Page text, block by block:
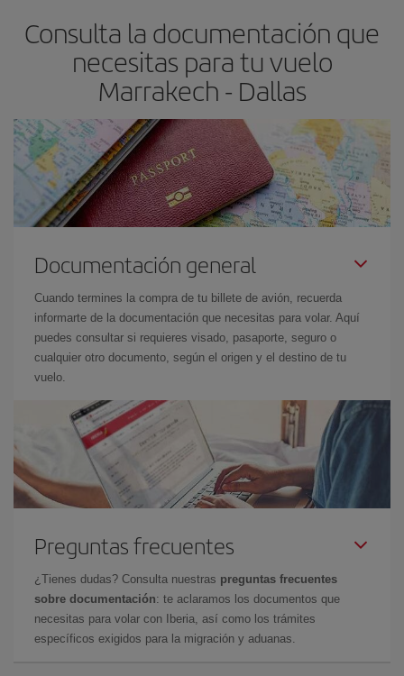
Consulta la documentación que
necesitas para tu vuelo
Marrakech - Dallas
Documentación general
Cuando termines la compra de tu billete de avión, recuerda
informarte de la documentación que necesitas para volar. Aquí
puedes consultar si requieres visado, pasaporte, seguro o
cualquier otro documento, según el origen y el destino de tu
vuelo.
Preguntas frecuentes
¿Tienes dudas? Consulta nuestras preguntas frecuentes
sobre documentación: te aclaramos los documentos que
necesitas para volar con Iberia, así como los trámites
específicos exigidos para la migración y aduanas.